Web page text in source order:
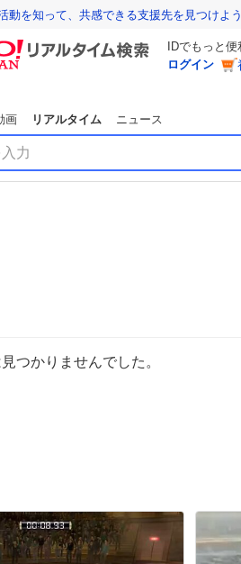
動を知って、共感できる支援先を見つけよう
IDでもっと便
ログイン
画 リアルタイム ニュース
つかりませんでした。